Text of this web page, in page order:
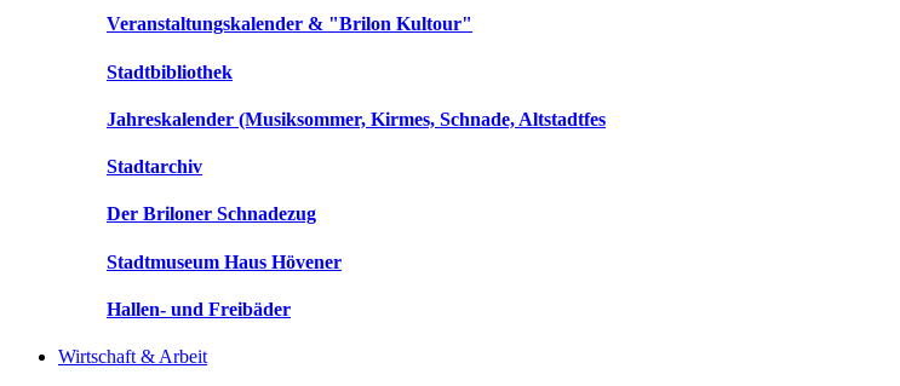
Veranstaltungskalender & "Brilon Kultour"
Stadtbibliothek
Jahreskalender (Musiksommer, Kirmes, Schnade, Altstadtfes
Stadtarchiv
Der Briloner Schnadezug
Stadtmuseum Haus Hövener
Hallen- und Freibäder
Wirtschaft & Arbeit